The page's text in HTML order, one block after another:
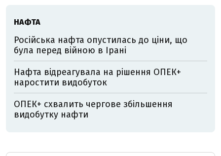
НАФТА
Російська нафта опустилась до ціни, що
була перед війною в Ірані
Нафта відреагувала на рішення ОПЕК+
наростити видобуток
ОПЕК+ схвалить чергове збільшення
видобутку нафти